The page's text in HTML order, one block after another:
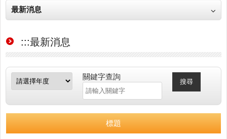
最新消息
:::最新消息
關鍵字查詢
搜尋
標題